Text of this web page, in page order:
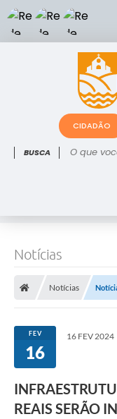
O que voce procura?
CIDADÃO
Notícias
Notícias
FEV
16
16 FEV 2024
REAIS SERÃO